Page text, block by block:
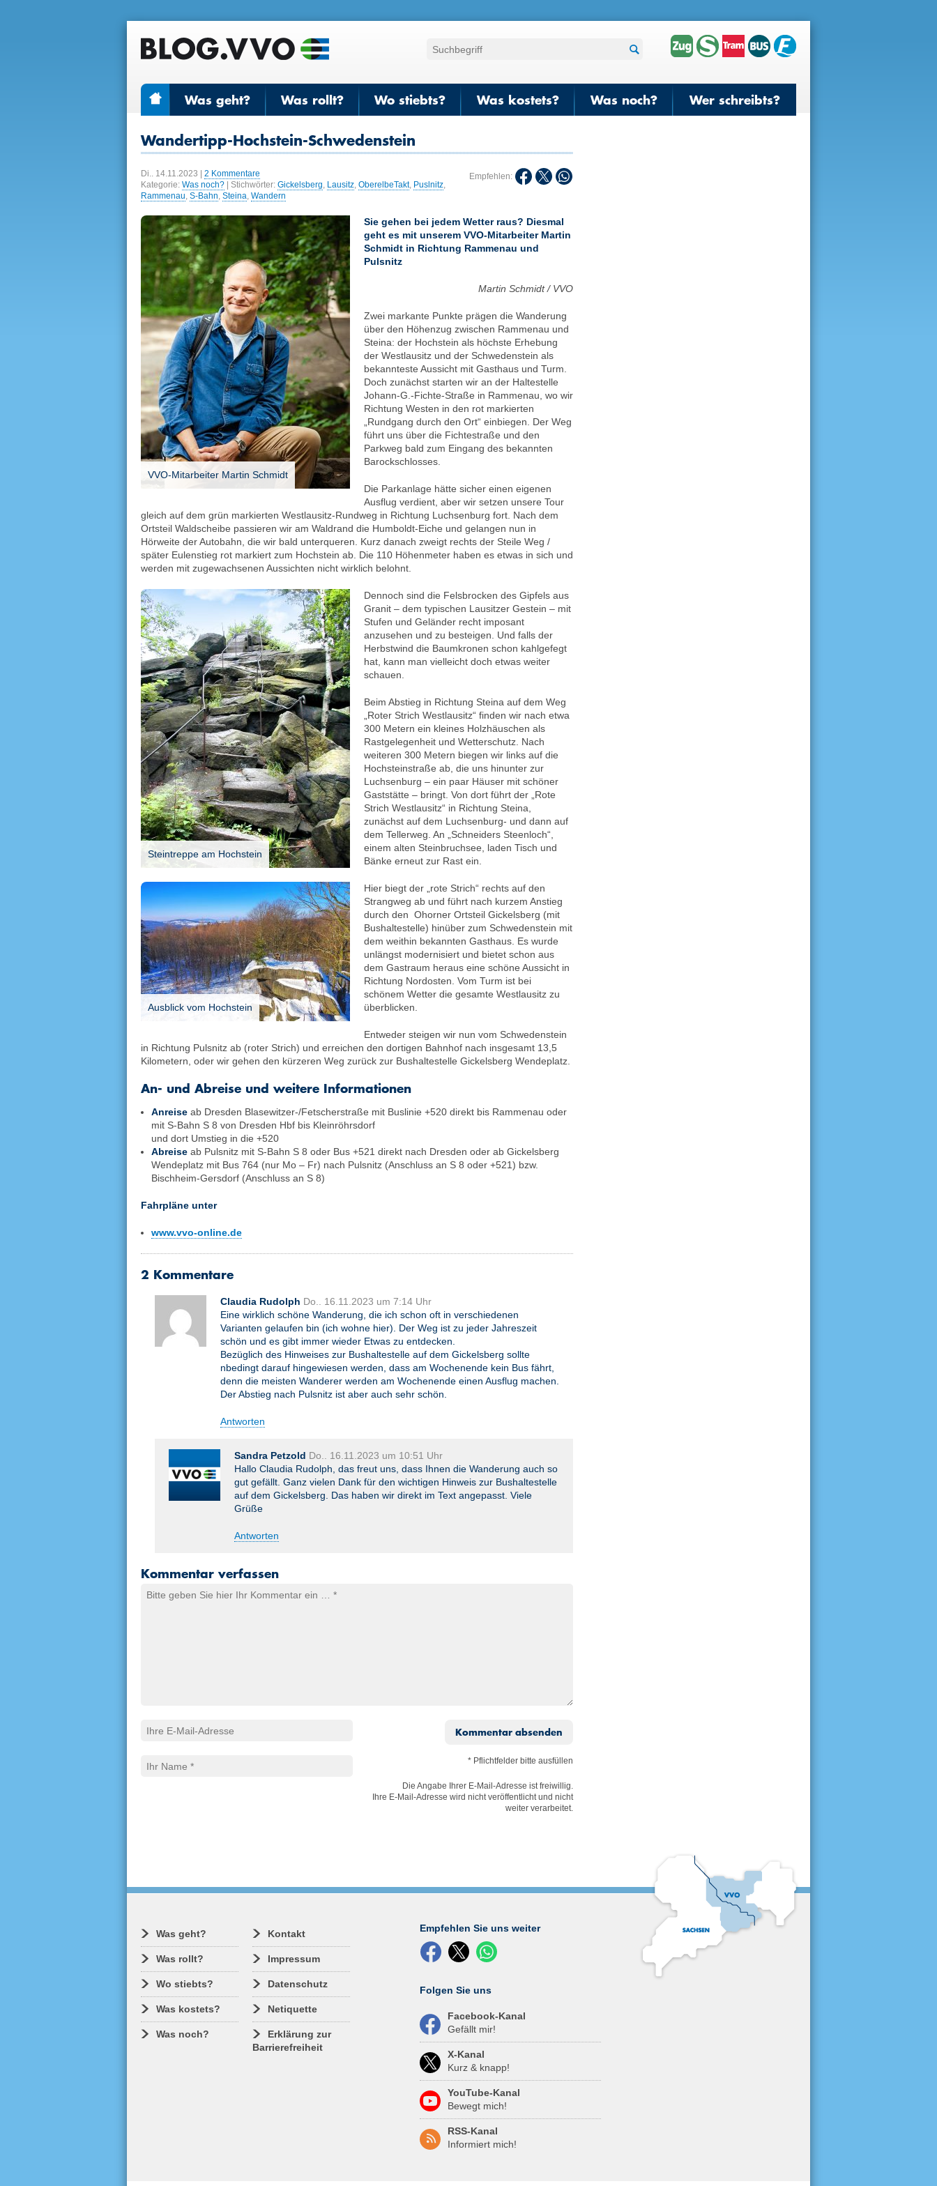
Was geht? Was rollt? Wo stiebts? Was kostets? Was noch? Wer schreibts?
Wandertipp-Hochstein-Schwedenstein
Empfehlen:
Di.. 14.11.2023
2 Kommentare
Kategorie: Was noch? | Stichwörter: Gickelsberg, Lausitz, OberelbeTakt, Puslnitz,
Rammenau, S-Bahn, Steina, Wandern
VVO-Mitarbeiter Martin Schmidt
Sie gehen bei jedem Wetter raus? Diesmal
geht es mit unserem VVO-Mitarbeiter Martin
Schmidt in Richtung Rammenau und
Pulsnitz
Martin Schmidt / VVO
Zwei markante Punkte prägen die Wanderung
über den Höhenzug zwischen Rammenau und
Steina: der Hochstein als höchste Erhebung
der Westlausitz und der Schwedenstein als
bekannteste Aussicht mit Gasthaus und Turm.
Doch zunächst starten wir an der Haltestelle
Johann-G.-Fichte-Straße in Rammenau, wo wir
Richtung Westen in den rot markierten
„Rundgang durch den Ort“ einbiegen. Der Weg
führt uns über die Fichtestraße und den
Parkweg bald zum Eingang des bekannten
Barockschlosses.
Die Parkanlage hätte sicher einen eigenen
Ausflug verdient, aber wir setzen unsere Tour
gleich auf dem grün markierten Westlausitz-Rundweg in Richtung Luchsenburg fort. Nach dem
Ortsteil Waldscheibe passieren wir am Waldrand die Humboldt-Eiche und gelangen nun in
Hörweite der Autobahn, die wir bald unterqueren. Kurz danach zweigt rechts der Steile Weg /
später Eulenstieg rot markiert zum Hochstein ab. Die 110 Höhenmeter haben es etwas in sich und
werden mit zugewachsenen Aussichten nicht wirklich belohnt.
Steintreppe am Hochstein
Dennoch sind die Felsbrocken des Gipfels aus
Granit – dem typischen Lausitzer Gestein – mit
Stufen und Geländer recht imposant
anzusehen und zu besteigen. Und falls der
Herbstwind die Baumkronen schon kahlgefegt
hat, kann man vielleicht doch etwas weiter
schauen.
Ausblick vom Hochstein
Beim Abstieg in Richtung Steina auf dem Weg
„Roter Strich Westlausitz“ finden wir nach etwa
300 Metern ein kleines Holzhäuschen als
Rastgelegenheit und Wetterschutz. Nach
weiteren 300 Metern biegen wir links auf die
Hochsteinstraße ab, die uns hinunter zur
Luchsenburg – ein paar Häuser mit schöner
Gaststätte – bringt. Von dort führt der „Rote
Strich Westlausitz“ in Richtung Steina,
zunächst auf dem Luchsenburg- und dann auf
dem Tellerweg. An „Schneiders Steenloch“,
einem alten Steinbruchsee, laden Tisch und
Bänke erneut zur Rast ein.
Hier biegt der „rote Strich“ rechts auf den
Strangweg ab und führt nach kurzem Anstieg
durch den Ohorner Ortsteil Gickelsberg (mit
Bushaltestelle) hinüber zum Schwedenstein mit
dem weithin bekannten Gasthaus. Es wurde
unlängst modernisiert und bietet schon aus
dem Gastraum heraus eine schöne Aussicht in
Richtung Nordosten. Vom Turm ist bei
schönem Wetter die gesamte Westlausitz zu
überblicken.
Entweder steigen wir nun vom Schwedenstein
in Richtung Pulsnitz ab (roter Strich) und erreichen den dortigen Bahnhof nach insgesamt 13,5
Kilometern, oder wir gehen den kürzeren Weg zurück zur Bushaltestelle Gickelsberg Wendeplatz.
An- und Abreise und weitere Informationen
Anreise ab Dresden Blasewitzer-/Fetscherstraße mit Buslinie +520 direkt bis Rammenau oder
mit S-Bahn S 8 von Dresden Hbf bis Kleinröhrsdorf
und dort Umstieg in die +520
Abreise ab Pulsnitz mit S-Bahn S 8 oder Bus +521 direkt nach Dresden oder ab Gickelsberg
Wendeplatz mit Bus 764 (nur Mo – Fr) nach Pulsnitz (Anschluss an S 8 oder +521) bzw.
Bischheim-Gersdorf (Anschluss an S 8)
Fahrpläne unter
www.vvo-online.de
2 Kommentare
Claudia Rudolph Do.. 16.11.2023 um 7:14 Uhr
Eine wirklich schöne Wanderung, die ich schon oft in verschiedenen
Varianten gelaufen bin (ich wohne hier). Der Weg ist zu jeder Jahreszeit
schön und es gibt immer wieder Etwas zu entdecken.
Bezüglich des Hinweises zur Bushaltestelle auf dem Gickelsberg sollte
nbedingt darauf hingewiesen werden, dass am Wochenende kein Bus fährt,
denn die meisten Wanderer werden am Wochenende einen Ausflug machen.
Der Abstieg nach Pulsnitz ist aber auch sehr schön.
Antworten
Sandra Petzold Do.. 16.11.2023 um 10:51 Uhr
Hallo Claudia Rudolph, das freut uns, dass Ihnen die Wanderung auch so
gut gefällt. Ganz vielen Dank für den wichtigen Hinweis zur Bushaltestelle
auf dem Gickelsberg. Das haben wir direkt im Text angepasst. Viele
Grüße
Antworten
Kommentar verfassen
Kommentar absenden
* Pflichtfelder bitte ausfüllen
Die Angabe Ihrer E-Mail-Adresse ist freiwillig.
Ihre E-Mail-Adresse wird nicht veröffentlicht und nicht
weiter verarbeitet.
Was geht?
Was rollt?
Wo stiebts?
Was kostets?
Was noch?
Kontakt
Impressum
Datenschutz
Netiquette
Erklärung zur
Barrierefreiheit
Empfehlen Sie uns weiter
Folgen Sie uns
Facebook-Kanal
Gefällt mir!
X-Kanal
Kurz & knapp!
YouTube-Kanal
Bewegt mich!
RSS-Kanal
Informiert mich!